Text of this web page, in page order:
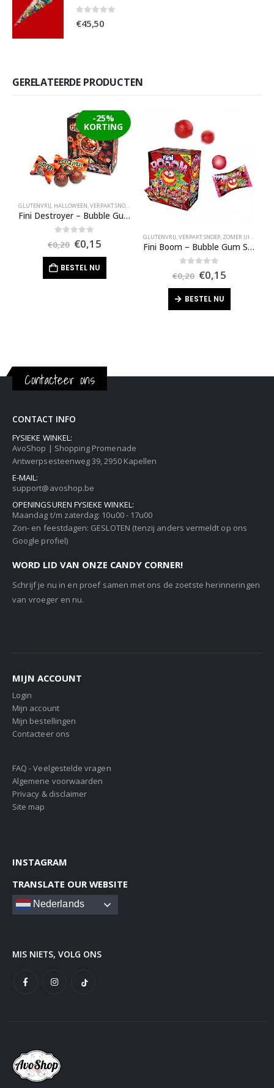
€45,50
GERELATEERDE PRODUCTEN
-25%
KORTING
GLUTENVRIJ, HALLOWEEN,VERPAKT SNOEP ZOMER UITVERKOOP
Fini Destroyer – Bubble Gum
out of 5
€0,20 Oorspronkelijke
prijs
was:
€0,20.
€0,15Huidige
BESTEL NU
GLUTENVRIJ,VERPAKT SNOEP, ZOMER UITVERKOOP
Fini Boom – Bubble Gum Strawberry
out of 5
€0,20
prijs
was:
€0,20.
€0,15Huidige
BESTEL NU
Contacteer ons
CONTACT INFO
FYSIEKE WINKEL:
AvoShop | Shopping Promenade
Antwerpsesteenweg 39, 2950 Kapellen
E-MAIL:
support@avoshop.be
OPENINGSUREN FYSIEKE WINKEL:
Maandag t/m zaterdag: 10u00 - 17u00
Zon- en feestdagen: GESLOTEN (tenzij anders vermeldt op ons
Google profiel)
WORD LID VAN ONZE CANDY CORNER!
Schrijf je nu in en proef samen met ons de zoetste herinneringen
van vroeger en nu.
MIJN ACCOUNT
Login
Mijn account
Mijn bestellingen
Contacteer ons
FAQ - Veelgestelde vragen
Algemene voorwaarden
Privacy & disclaimer
Site map
INSTAGRAM
TRANSLATE OUR WEBSITE
Nederlands
MIS NIETS, VOLG ONS